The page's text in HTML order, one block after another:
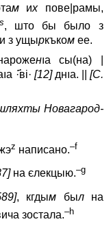
михпове|рамы,
, што бы было з
з yщыркъком ее.
нıa сы(на) |
·҃ві· [12]днıa. || [С.
Новагарод­
z написано.–f
на єлекцыю.–g
, кгдым былна
зостала.–h